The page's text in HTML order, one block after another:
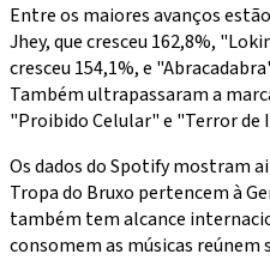
Entre os maiores avanços
Jhey, que cresceu 162,8%,
cresceu 154,1%, e
Também ultrapassaram a
"Proibido Celular" e "Terror de
Os dados do Spotify mostram
Tropa do Bruxo pertencem à
também tem alcance
consomem as músicas